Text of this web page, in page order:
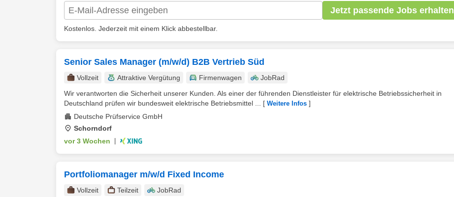
Jetzt passende Jobs erhalten
Kostenlos. Jederzeit mit einem Klick abbestellbar.
Senior Sales Manager (m/w/d) B2B Vertrieb Süd
Vollzeit Attraktive Vergütung Firmenwagen
JobRad
Wir verantworten die Sicherheit unserer Kunden. Als einer der führenden Dienstleister für elektrische Betriebssicherheit in
Deutschland prüfen wir bundesweit elektrische Betriebsmittel ...
[ Weitere Infos ]
Deutsche Prüfservice GmbH
Schorndorf
vor 3 Wochen
Portfoliomanager m/w/d Fixed Income
Vollzeit Teilzeit
JobRad